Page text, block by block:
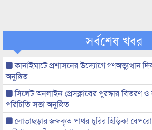
সর্বশেষ খবর
কানাইঘাটে প্রশাসনের উদ্যোগে গণঅভ্যুত্থান
অনুষ্ঠিত
সিলেট অনলাইন প্রেসক্লাবের পুরস্কার বিতরণ
পরিচিতি সভা অনুষ্ঠিত
লোভাছড়ার জব্দকৃত পাথর চুরির হিড়িক!